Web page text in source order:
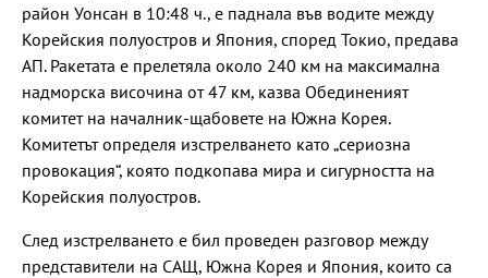
район Уонсан в 10:48 ч., е паднала във водите между
Корейския полуостров и Япония, според Токио, предава
АП. Ракетата е прелетяла около 240 км на максимална
надморска височина от 47 км, казва Обединеният
комитет на началник-щабовете на Южна Корея.
Комитетът определя изстрелването като „сериозна
провокация“, която подкопава мира и сигурността на
Корейския полуостров.
След изстрелването е бил проведен разговор между
представители на САЩ, Южна Корея и Япония, които са